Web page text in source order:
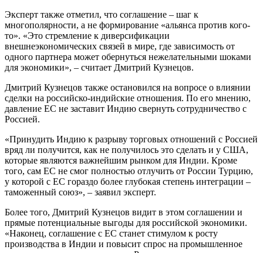
Эксперт также отметил, что соглашение – шаг к
многополярности, а не формирование «альянса против кого-
то». «Это стремление к диверсификации
внешнеэкономических связей в мире, где зависимость от
одного партнера может обернуться нежелательными шоками
для экономики», – считает Дмитрий Кузнецов.
Дмитрий Кузнецов также остановился на вопросе о влиянии
сделки на российско-индийские отношения. По его мнению,
давление ЕС не заставит Индию свернуть сотрудничество с
Россией.
«Принудить Индию к разрыву торговых отношений с Россией
вряд ли получится, как не получилось это сделать и у США,
которые являются важнейшим рынком для Индии. Кроме
того, сам ЕС не смог полностью отлучить от России Турцию,
у которой с ЕС гораздо более глубокая степень интеграции –
таможенный союз», – заявил эксперт.
Более того, Дмитрий Кузнецов видит в этом соглашении и
прямые потенциальные выгоды для российской экономики.
«Наконец, соглашение с ЕС станет стимулом к росту
производства в Индии и повысит спрос на промышленное